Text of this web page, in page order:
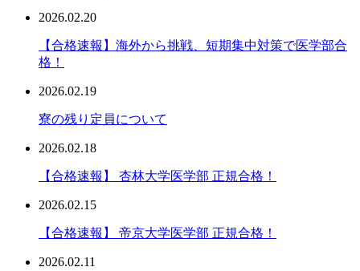
2026.02.20
【合格速報】海外から挑戦、短期集中対策で医学部合
格！
2026.02.19
寮の残り定員について
2026.02.18
【合格速報】 杏林大学医学部 正規合格！
2026.02.15
【合格速報】 帝京大学医学部 正規合格！
2026.02.11